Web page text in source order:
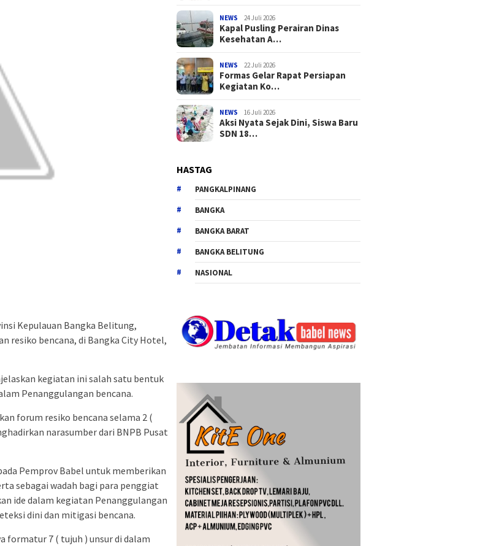
Kepulauan Bangka Belitung,
resiko bencana, di Bangka City Hotel,
kegiatan ini salah satu bentuk
Penanggulangan bencana.
forum resiko bencana selama 2 (
narasumber dari BNPB Pusat
Pemprov Babel untuk memberikan
sebagai wadah bagi para penggiat
ide dalam kegiatan Penanggulangan
dini dan mitigasi bencana.
formatur 7 ( tujuh ) unsur di dalam
NEWS 24 Juli 2026
Kapal Pusling Perairan Dinas
Kesehatan A…
NEWS 22 Juli 2026
Formas Gelar Rapat Persiapan
Kegiatan Ko…
NEWS 16 Juli 2026
Aksi Nyata Sejak Dini, Siswa Baru
SDN 18…
HASTAG
PANGKALPINANG
BANGKA
BANGKA BARAT
BANGKA BELITUNG
NASIONAL